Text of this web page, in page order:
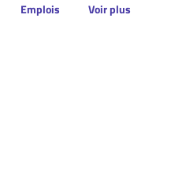
Emplois Voir plus